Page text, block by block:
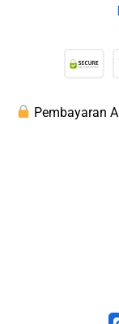
Pembayaran